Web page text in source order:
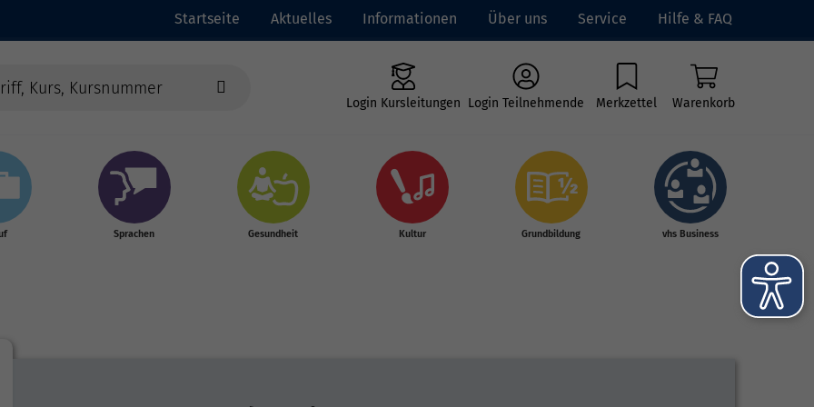
Startseite Aktuelles Informationen Über uns Service Hilfe & FAQ
Login Kursleitungen Login Teilnehmende Merkzettel Warenkorb
Sprachen Gesundheit Kultur Grundbildung vhs Business